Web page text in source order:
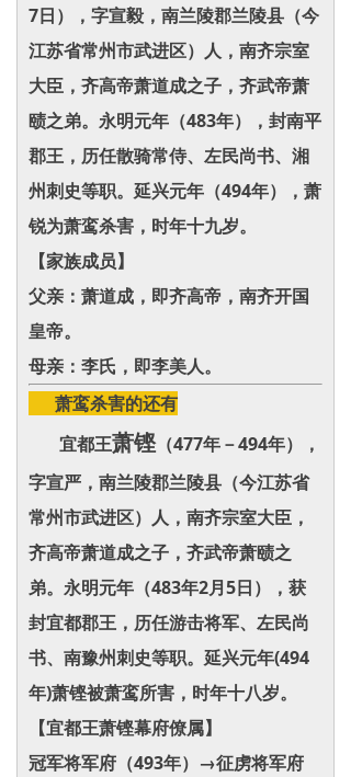
7日），字宣毅，南兰陵郡兰陵县（今
江苏省常州市武进区）人，南齐宗室
大臣，齐高帝萧道成之子，齐武帝萧
赜之弟。永明元年（483年），封南平
郡王，历任散骑常侍、左民尚书、湘
州刺史等职。延兴元年（494年），萧
锐为萧鸾杀害，时年十九岁。
【家族成员】
父亲：萧道成，即齐高帝，南齐开国
皇帝。
母亲：李氏，即李美人。
萧鸾杀害的还有
宜都王萧铿（477年－494年），
字宣严，南兰陵郡兰陵县（今江苏省
常州市武进区）人，南齐宗室大臣，
齐高帝萧道成之子，齐武帝萧赜之
弟。永明元年（483年2月5日），获
封宜都郡王，历任游击将军、左民尚
书、南豫州刺史等职。延兴元年(494
年)萧铿被萧鸾所害，时年十八岁。
【宜都王萧铿幕府僚属】
冠军将军府（493年）→征虏将军府